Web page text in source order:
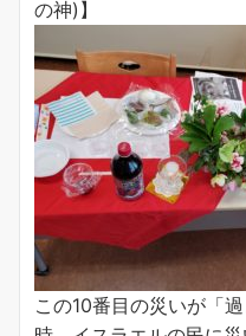
の神)】
この10番目の災いが「